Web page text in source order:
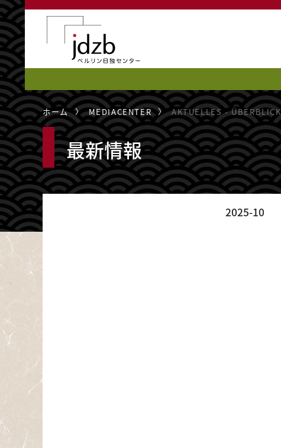
メインコンテンツに移動
ホーム MEDIACENTER AKTUELLES - ÜBERBLICK
最新情報
2025-10